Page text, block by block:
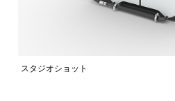
スタジオショット